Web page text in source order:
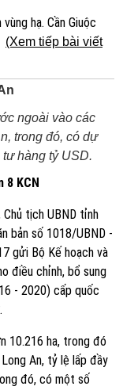
hạ. Cần Giuộc
(Xem tiếp bài viết
ngoài vào các
trong đó, có dự
hàng tỷ USD.
KCN
Chủ tịch UBND tỉnh
bản số 1018/UBND -
gửi Bộ Kế hoạch và
điều chỉnh, bổ sung
- 2020) cấp quốc
10.216 ha, trong đó
An, tỷ lệ lấp đầy
đó, có một số